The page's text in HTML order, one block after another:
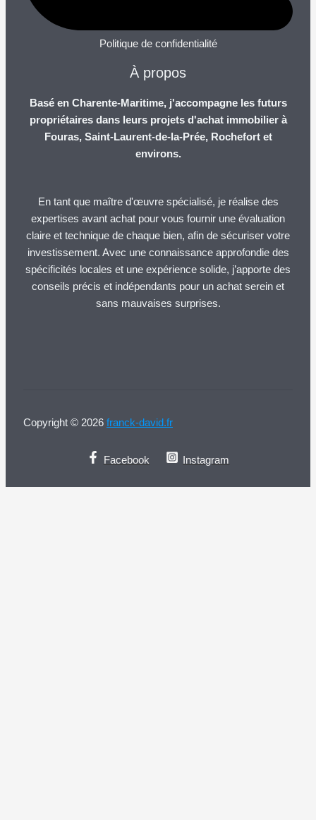
Politique de confidentialité
À propos
Basé en Charente-Maritime, j'accompagne les futurs
propriétaires dans leurs projets d'achat immobilier à
Fouras, Saint-Laurent-de-la-Prée, Rochefort et
environs.
En tant que maître d'œuvre spécialisé, je réalise des
expertises avant achat pour vous fournir une évaluation
claire et technique de chaque bien, afin de sécuriser votre
investissement. Avec une connaissance approfondie des
spécificités locales et une expérience solide, j’apporte des
conseils précis et indépendants pour un achat serein et
sans mauvaises surprises.
Copyright © 2026 franck-david.fr
Facebook Instagram